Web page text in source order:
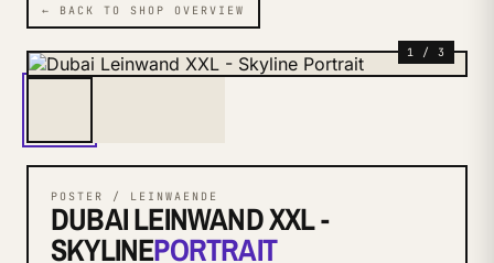
← BACK TO SHOP OVERVIEW
1 / 3
POSTER / LEINWAENDE
DUBAI LEINWAND XXL -
SKYLINEPORTRAIT